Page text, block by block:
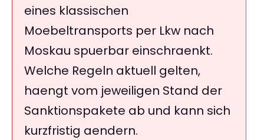
eines klassischen
Moebeltransports per Lkw nach
Moskau spuerbar einschraenkt.
Welche Regeln aktuell gelten,
haengt vom jeweiligen Stand der
Sanktionspakete ab und kann sich
kurzfristig aendern.